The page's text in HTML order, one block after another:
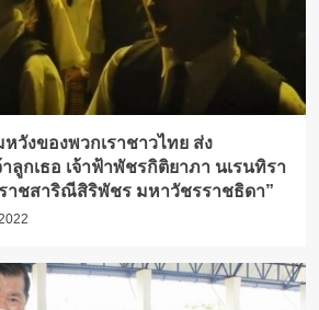
วังของพวกเราชาวไทย ส่ง
าลูกเธอ เจ้าฟ้าพัชรกิติยาภา นเรนทิรา
าชสาริณีสิริพัชร มหาวัชรราชธิดา”